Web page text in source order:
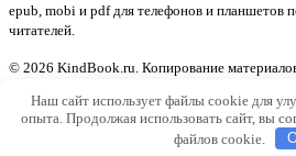
epub, mobi и pdf для телефонов и планшетов
читателей.
© 2026 KindBook.ru. Копирование
Наш сайт использует файлы cookie для
опыта. Продолжая использовать сайт, вы
файлов cookie.